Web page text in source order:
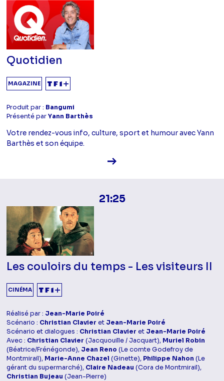
Quotidien
MAGAZINE
Produit par : Bangumi
Présenté parYann Barthès
Votre rendez-vous info, culture, sport et humour avec Yann
Barthès et son équipe.
Voir la fiche diffusion
21:25
Les couloirs du temps - Les visiteurs II
CINÉMA
Réalisé par : Jean-Marie Poiré
Scénario : Christian Clavier et Jean-Marie Poiré
Scénario et dialogues : Christian Clavier et Jean-Marie Poiré
Avec : Christian Clavier (Jacquouille / Jacquart), Muriel Robin
(Béatrice/Frénégonde), Jean Reno (Le comte Godefroy de
Montmirail), Marie-Anne Chazel (Ginette), Philippe Nahon (Le
gérant du supermarché), Claire Nadeau (Cora de Montmirail),
Christian Bujeau (Jean-Pierre)